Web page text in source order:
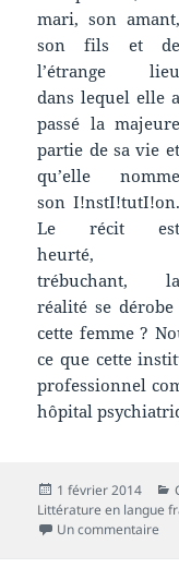
mari, son amant,
son fils et de
l’étrange lieu
dans lequel elle a
passé la majeure
partie de sa vie et
qu’elle nomme
son I!nstI!tutI!on.
Le récit est
heurté,
trébuchant, la
réalité se
cette femme ?
ce que cette
professionnel
hôpital
Publié
le
1 février 2014
Littérature en langue
Un commentaire